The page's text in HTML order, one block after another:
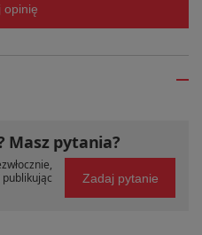
opinię
Masz pytania?
Zadaj pytanie